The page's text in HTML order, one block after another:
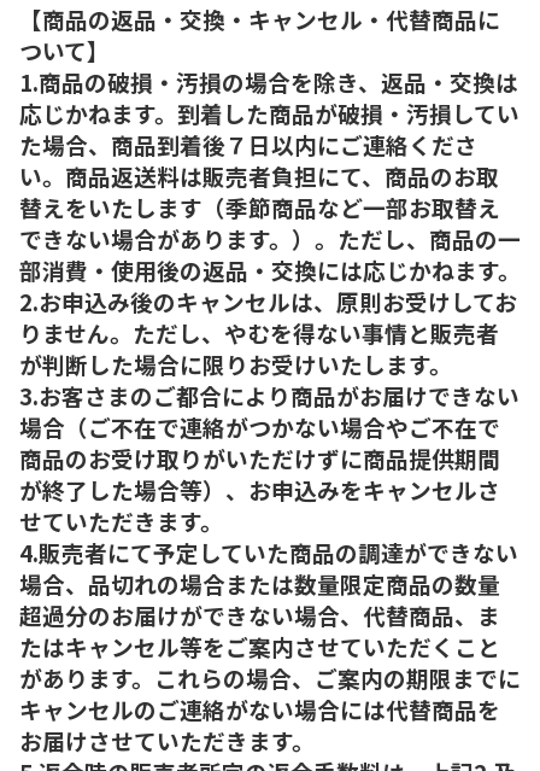
【商品の返品・交換・キャンセル・代替商品に
ついて】
1.商品の破損・汚損の場合を除き、返品・交換は
応じかねます。到着した商品が破損・汚損してい
た場合、商品到着後７日以内にご連絡くださ
い。商品返送料は販売者負担にて、商品のお取
替えをいたします（季節商品など一部お取替え
できない場合があります。）。ただし、商品の一
部消費・使用後の返品・交換には応じかねます。
2.お申込み後のキャンセルは、原則お受けしてお
りません。ただし、やむを得ない事情と販売者
が判断した場合に限りお受けいたします。
3.お客さまのご都合により商品がお届けできない
場合（ご不在で連絡がつかない場合やご不在で
商品のお受け取りがいただけずに商品提供期間
が終了した場合等）、お申込みをキャンセルさ
せていただきます。
4.販売者にて予定していた商品の調達ができない
場合、品切れの場合または数量限定商品の数量
超過分のお届けができない場合、代替商品、ま
たはキャンセル等をご案内させていただくこと
があります。これらの場合、ご案内の期限までに
キャンセルのご連絡がない場合には代替商品を
お届けさせていただきます。